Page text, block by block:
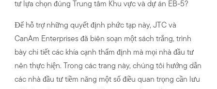
tư lựa chọn đúng Trung tâm Khu vực và dự án EB-5?
Để hỗ trợ những quyết định phức tạp này, JTC và
CanAm Enterprises đã biên soạn một sách trắng, trình
bày chi tiết các khía cạnh thẩm định mà mọi nhà đầu tư
nên thực hiện. Trong các trang này, chúng tôi hướng dẫn
các nhà đầu tư tiềm năng một số điều quan trọng cần lưu